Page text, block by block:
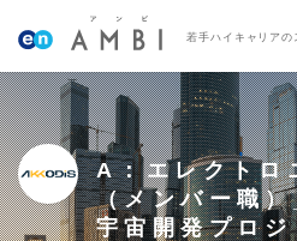
若手ハイキャリアの
A：エレクトロ
（メンバー職
宇宙開発プロ